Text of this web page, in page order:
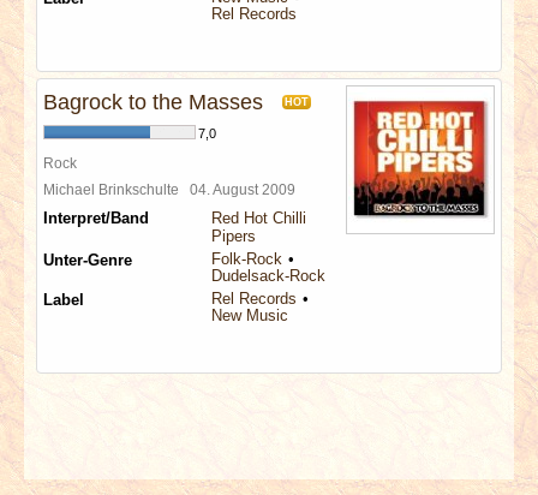
Rel Records
Bagrock to the Masses HOT
7,0
Rock
Michael Brinkschulte 04. August 2009
Interpret/Band
Red Hot Chilli
Pipers
Unter-Genre
Folk-Rock
Dudelsack-Rock
Label
Rel Records
New Music